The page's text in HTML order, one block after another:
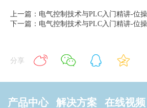
上一篇：电气控制技术与PLC入门精讲-位操
下一篇：电气控制技术与PLC入门精讲-位操
分享
产品中心 解决方案 在线视频